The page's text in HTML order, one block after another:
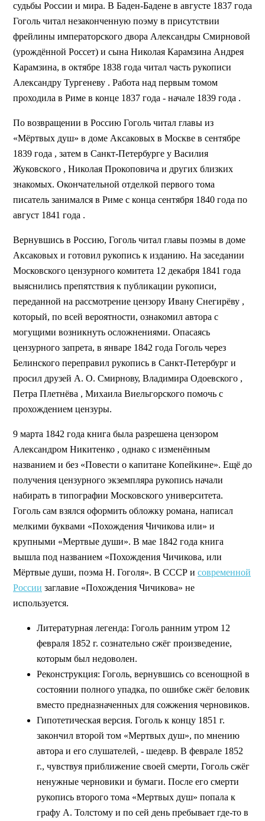
судьбы России и мира. В Баден-Бадене в августе 1837 года
Гоголь читал незаконченную поэму в присутствии
фрейлины императорского двора Александры Смирновой
(урождённой Россет) и сына Николая Карамзина Андрея
Карамзина, в октябре 1838 года читал часть рукописи
Александру Тургеневу . Работа над первым томом
проходила в Риме в конце 1837 года - начале 1839 года .
По возвращении в Россию Гоголь читал главы из
«Мёртвых душ» в доме Аксаковых в Москве в сентябре
1839 года , затем в Санкт-Петербурге у Василия
Жуковского , Николая Прокоповича и других близких
знакомых. Окончательной отделкой первого тома
писатель занимался в Риме с конца сентября 1840 года по
август 1841 года .
Вернувшись в Россию, Гоголь читал главы поэмы в доме
Аксаковых и готовил рукопись к изданию. На заседании
Московского цензурного комитета 12 декабря 1841 года
выяснились препятствия к публикации рукописи,
переданной на рассмотрение цензору Ивану Снегирёву ,
который, по всей вероятности, ознакомил автора с
могущими возникнуть осложнениями. Опасаясь
цензурного запрета, в январе 1842 года Гоголь через
Белинского переправил рукопись в Санкт-Петербург и
просил друзей А. О. Смирнову, Владимира Одоевского ,
Петра Плетнёва , Михаила Виельгорского помочь с
прохождением цензуры.
9 марта 1842 года книга была разрешена цензором
Александром Никитенко , однако с изменённым
названием и без «Повести о капитане Копейкине». Ещё до
получения цензурного экземпляра рукопись начали
набирать в типографии Московского университета.
Гоголь сам взялся оформить обложку романа, написал
мелкими буквами «Похождения Чичикова или» и
крупными «Мертвые души». В мае 1842 года книга
вышла под названием «Похождения Чичикова, или
Мёртвые души, поэма Н. Гоголя». В СССР и современной
России заглавие «Похождения Чичикова» не
используется.
Литературная легенда: Гоголь ранним утром 12
февраля 1852 г. сознательно сжёг произведение,
которым был недоволен.
Реконструкция: Гоголь, вернувшись со всенощной в
состоянии полного упадка, по ошибке сжёг беловик
вместо предназначенных для сожжения черновиков.
Гипотетическая версия. Гоголь к концу 1851 г.
закончил второй том «Мертвых душ», по мнению
автора и его слушателей, - шедевр. В феврале 1852
г., чувствуя приближение своей смерти, Гоголь сжёг
ненужные черновики и бумаги. После его смерти
рукопись второго тома «Мертвых душ» попала к
графу А. Толстому и по сей день пребывает где-то в